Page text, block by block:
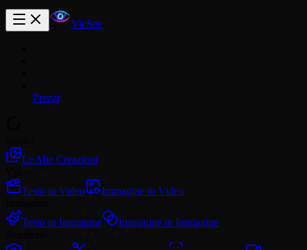
VicSee
Prezzi
Le Mie Creazioni
Testo in Video
Immagine in Video
Testo in Immagine
Immagine in Immagine